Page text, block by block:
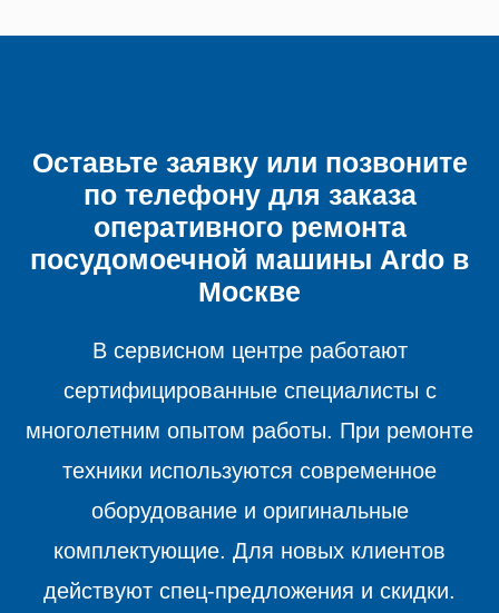
Оставьте заявку или позвоните
по телефону для заказа
оперативного ремонта
посудомоечной машины Ardo в
Москве
В сервисном центре работают
сертифицированные специалисты с
многолетним опытом работы. При ремонте
техники используются современное
оборудование и оригинальные
комплектующие. Для новых клиентов
действуют спец-предложения и скидки.